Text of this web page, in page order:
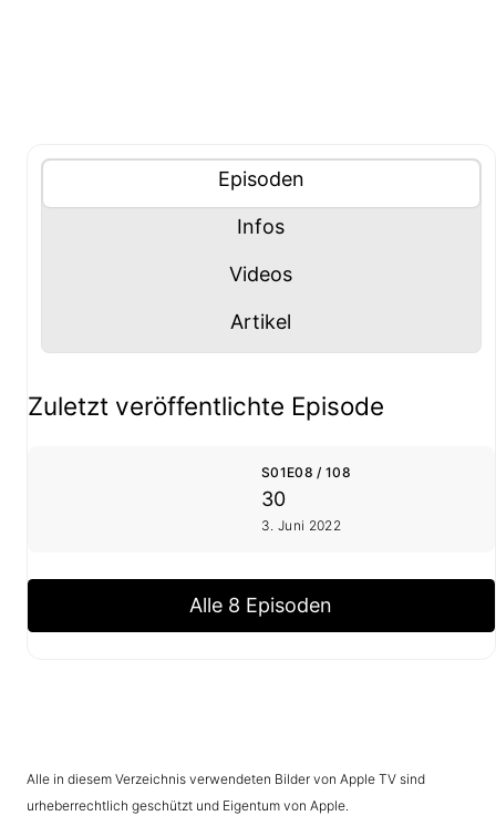
Inhalte (Tabliste)
Tablisten-Hilfe: Benutze die Tablisten-Controls
Tablisten-Controls Panel mit
Episodenanzeigen
Panel mit
Infosanzeigen
Panel mit
Videosanzeigen
Panel mit
Artikel
Zuletzt veröffentlichte Episode
S01E08 / 108
30
3. Juni 2022
Alle 8 Episoden
Alle in diesem Verzeichnis verwendeten Bilder von Apple TV sind
urheberrechtlich geschützt und Eigentum von Apple.